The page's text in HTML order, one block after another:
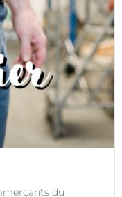
du